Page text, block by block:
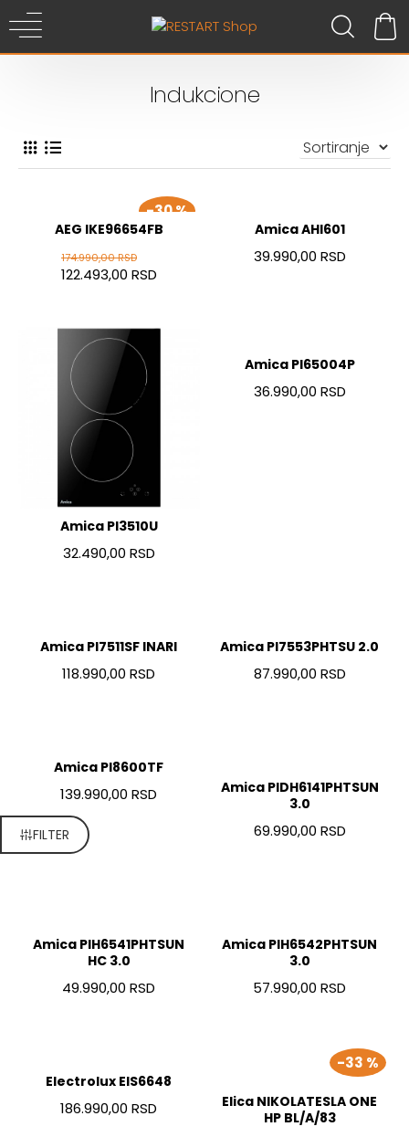
Indukcione
-30 %
AEG IKE96654FB
122.493,00 RSD
174.990,00 RSD
Amica AHI601
39.990,00 RSD
Amica PI3510U
32.490,00 RSD
Amica PI65004P
36.990,00 RSD
Amica PI7511SF INARI
118.990,00 RSD
Amica PI7553PHTSU 2.0
87.990,00 RSD
Amica PI8600TF
139.990,00 RSD
Amica PIDH6141PHTSUN
3.0
69.990,00 RSD
Amica PIH6541PHTSUN
HC 3.0
49.990,00 RSD
Amica PIH6542PHTSUN
3.0
57.990,00 RSD
Electrolux EIS6648
186.990,00 RSD
-33 %
Elica NIKOLATESLA ONE
HP BL/A/83
FILTER